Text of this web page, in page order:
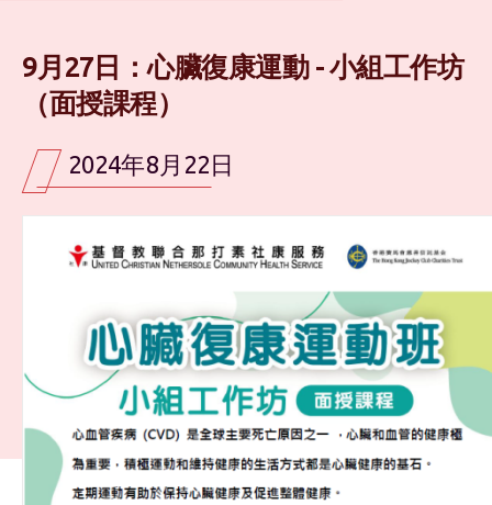
9月27日：心臟復康運動 - 小組工作坊
（面授課程）
2024年8月22日